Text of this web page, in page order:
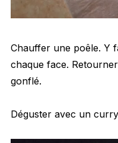
Chauffer une poêle. Y
chaque face.
gonflé.
Déguster avec un